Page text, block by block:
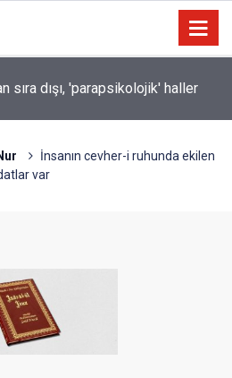
sıra dışı, 'parapsikolojik' haller
İnsanın cevher-i ruhunda ekilen
var